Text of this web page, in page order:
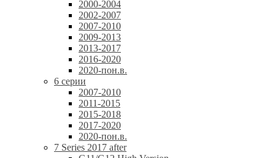
2000-2004
2002-2007
2007-2010
2009-2013
2013-2017
2016-2020
2020-пон.в.
6 серии
2007-2010
2011-2015
2015-2018
2017-2020
2020-пон.в.
7 Series 2017 after